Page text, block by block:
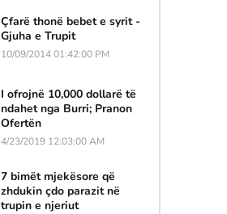
Çfarë thonë bebet e syrit -
Gjuha e Trupit
10/09/2014 01:42:00 PM
I ofrojnë 10,000 dollarë të
ndahet nga Burri; Pranon
Ofertën
4/23/2019 12:03:00 AM
7 bimët mjekësore që
zhdukin çdo parazit në
trupin e njeriut